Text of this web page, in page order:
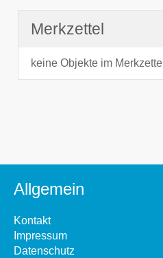
Merkzettel
keine Objekte im Merkzettel
Allgemein
Kontakt
Impressum
Datenschutz